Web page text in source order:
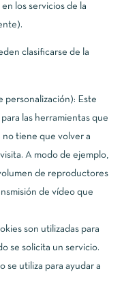
los servicios de la
clasificarse de la
personalización): Este
las herramientas que
no tiene que volver a
A modo de ejemplo,
de reproductores
de vídeo que
son utilizadas para
se solicita un servicio.
se utiliza para ayudar a